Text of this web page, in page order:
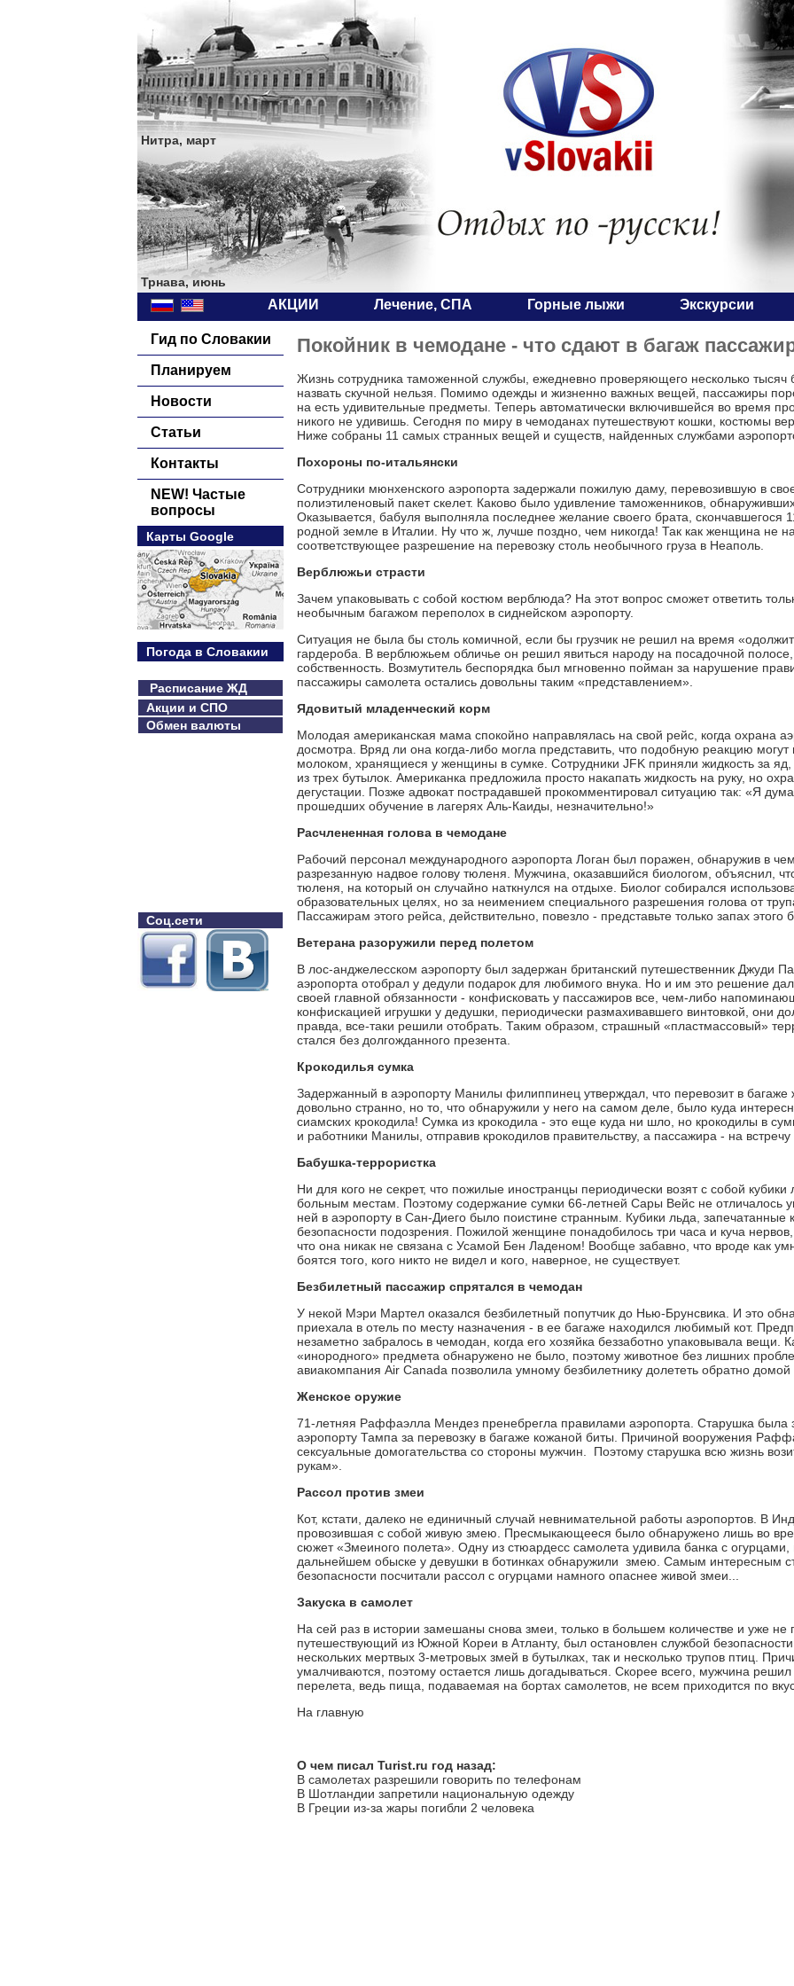
Нитра, март
Трнава, июнь
АКЦИИ Лечение, СПА Горные лыжи Экскурсии
Гид по Словакии
Планируем
Новости
Статьи
Контакты
NEW! Частые
вопросы
Карты Google
Погода в Словакии
Расписание ЖД
Акции и СПО
Обмен валюты
Соц.сети
Покойник в чемодане - что сдают в багаж
Жизнь сотрудника таможенной службы, ежедневно проверяющего несколько тысяч
назвать скучной нельзя. Помимо одежды и жизненно важных вещей, пассажиры
на есть удивительные предметы. Теперь автоматически включившейся во время
никого не удивишь. Сегодня по миру в чемоданах путешествуют кошки, костюмы
Ниже собраны 11 самых странных вещей и существ, найденных службами
Похороны по-итальянски
Сотрудники мюнхенского аэропорта задержали пожилую даму, перевозившую в
полиэтиленовый пакет скелет. Каково было удивление таможенников,
Оказывается, бабуля выполняла последнее желание своего брата, скончавшегося
родной земле в Италии. Ну что ж, лучше поздно, чем никогда! Так как женщина не
соответствующее разрешение на перевозку столь необычного груза в Неаполь.
Верблюжьи страсти
Зачем упаковывать с собой костюм верблюда? На этот вопрос сможет ответить
необычным багажом переполох в сиднейском аэропорту.
Ситуация не была бы столь комичной, если бы грузчик не решил на время
гардероба. В верблюжьем обличье он решил явиться народу на посадочной
собственность. Возмутитель беспорядка был мгновенно пойман за нарушение
пассажиры самолета остались довольны таким «представлением».
Ядовитый младенческий корм
Молодая американская мама спокойно направлялась на свой рейс, когда охрана
досмотра. Вряд ли она когда-либо могла представить, что подобную реакцию могут
молоком, хранящиеся у женщины в сумке. Сотрудники JFK приняли жидкость за яд,
из трех бутылок. Американка предложила просто накапать жидкость на руку, но
дегустации. Позже адвокат пострадавшей прокомментировал ситуацию так: «Я
прошедших обучение в лагерях Аль-Каиды, незначительно!»
Расчлененная голова в чемодане
Рабочий персонал международного аэропорта Логан был поражен, обнаружив в
разрезанную надвое голову тюленя. Мужчина, оказавшийся биологом, объяснил,
тюленя, на который он случайно наткнулся на отдыхе. Биолог собирался
образовательных целях, но за неимением специального разрешения голова от
Пассажирам этого рейса, действительно, повезло - представьте только запах этого
Ветерана разоружили перед полетом
В лос-анджелесском аэропорту был задержан британский путешественник Джуди
аэропорта отобрал у дедули подарок для любимого внука. Но и им это решение
своей главной обязанности - конфисковать у пассажиров все, чем-либо
конфискацией игрушки у дедушки, периодически размахивавшего винтовкой, они
правда, все-таки решили отобрать. Таким образом, страшный «пластмассовый»
стался без долгожданного презента.
Крокодилья сумка
Задержанный в аэропорту Манилы филиппинец утверждал, что перевозит в багаже
довольно странно, но то, что обнаружили у него на самом деле, было куда
сиамских крокодила! Сумка из крокодила - это еще куда ни шло, но крокодилы в
и работники Манилы, отправив крокодилов правительству, а пассажира - на
Бабушка-террористка
Ни для кого не секрет, что пожилые иностранцы периодически возят с собой
больным местам. Поэтому содержание сумки 66-летней Сары Вейс не отличалось
ней в аэропорту в Сан-Диего было поистине странным. Кубики льда, запечатанные
безопасности подозрения. Пожилой женщине понадобилось три часа и куча
что она никак не связана с Усамой Бен Ладеном! Вообще забавно, что вроде как
боятся того, кого никто не видел и кого, наверное, не существует.
Безбилетный пассажир спрятался в чемодан
У некой Мэри Мартел оказался безбилетный попутчик до Нью-Брунсвика. И это
приехала в отель по месту назначения - в ее багаже находился любимый кот.
незаметно забралось в чемодан, когда его хозяйка беззаботно упаковывала вещи.
«инородного» предмета обнаружено не было, поэтому животное без лишних
авиакомпания Air Canada позволила умному безбилетнику долететь обратно домой
Женское оружие
71-летняя Раффаэлла Мендез пренебрегла правилами аэропорта. Старушка
аэропорту Тампа за перевозку в багаже кожаной биты. Причиной вооружения
сексуальные домогательства со стороны мужчин. Поэтому старушка всю жизнь
рукам».
Рассол против змеи
Кот, кстати, далеко не единичный случай невнимательной работы аэропортов. В
провозившая с собой живую змею. Пресмыкающееся было обнаружено лишь во
сюжет «Змеиного полета». Одну из стюардесс самолета удивила банка с
дальнейшем обыске у девушки в ботинках обнаружили змею. Самым интересным
безопасности посчитали рассол с огурцами намного опаснее живой змеи...
Закуска в самолет
На сей раз в истории замешаны снова змеи, только в большем количестве и уже
путешествующий из Южной Кореи в Атланту, был остановлен службой
нескольких мертвых 3-метровых змей в бутылках, так и несколько трупов птиц.
умалчиваются, поэтому остается лишь догадываться. Скорее всего, мужчина
перелета, ведь пища, подаваемая на бортах самолетов, не всем приходится по
На главную
О чем писал Turist.ru год назад:
В самолетах разрешили говорить по телефонам
В Шотландии запретили национальную одежду
В Греции из-за жары погибли 2 человека